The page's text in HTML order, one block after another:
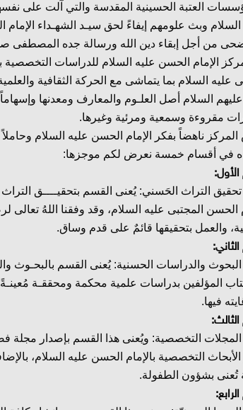
العتبة الحسينية المقدسة والتي آلت على
السلام وبث علومهم إيفاءً لحق سيـد الشهـداء الإمام
من أجل إبقاء دين الله ورسالة جده المصطفى
الإمام الحسن عليه السلام للدراسات التخصصية
عليه السلام بما يتماشى مع الحركة الثقافية
عليهم السلام أصل العلـوم والمعارف ومعدنها وإسهاماً
مقروءة وسمعية ومرئية وغيرها.
ناهضاً بفكر الإمام الحسن عليه السلام
في أقسام خمسة نعرض لكم موجزها:
التراث الحَسني: يُعنى القسم بتحقيــــق
الحسن المجتبى عليه السلام، وقد وفقنا اللهُ
والعمل بتحقيقها قائمٌ على قدم وساق.
والدراسات الحسنية: يُعنى القسم بالبحـوث
المؤلفين بدراسات علمية محكمة ومحققـة
فيها.
التخصصية: ويُعنى هذا القسم بإصدار مجلة
التخصصية بالإمام الحسن عليه السلام،
تُعنى بشؤون الطفولة.